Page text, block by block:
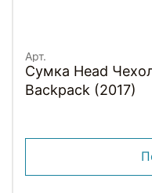
Арт.
Сумка Head
Backpack (2017)